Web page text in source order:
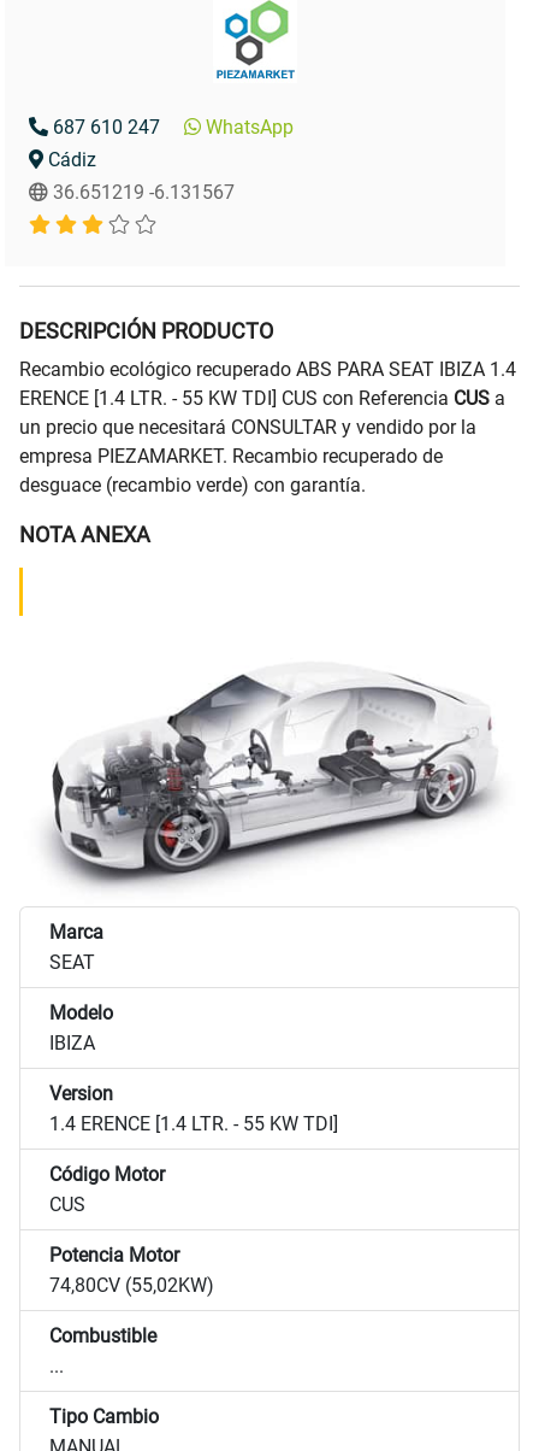
687 610 247
WhatsApp
Cádiz
36.651219 -6.131567
DESCRIPCIÓN PRODUCTO
Recambio ecológico recuperado ABS PARA SEAT IBIZA 1.4
ERENCE [1.4 LTR. - 55 KW TDI] CUS con Referencia CUS a
un precio que necesitará CONSULTAR y vendido por la
empresa PIEZAMARKET. Recambio recuperado de
desguace (recambio verde) con garantía.
NOTA ANEXA
Marca
SEAT
Modelo
IBIZA
Version
1.4 ERENCE [1.4 LTR. - 55 KW TDI]
Código Motor
CUS
Potencia Motor
74,80CV (55,02KW)
Combustible
...
Tipo Cambio